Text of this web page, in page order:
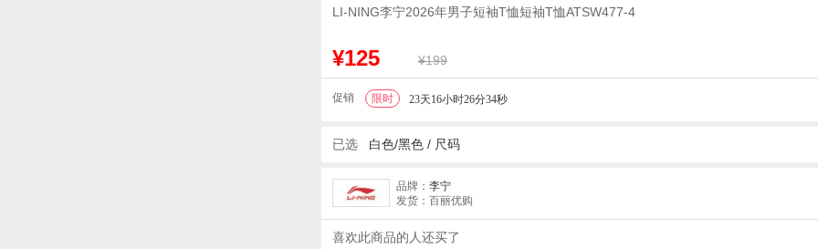
LI-NING李宁2026年男子短袖T恤短袖T恤ATSW477-4
¥125 ¥199
促销 限时 23天16小时26分33秒
已选 白色/黑色 / 尺码
品牌： 李宁
发货：百丽优购
喜欢此商品的人还买了